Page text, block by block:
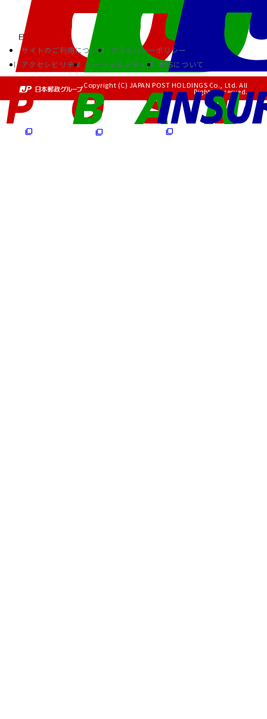
サイトのご利用について
プライバシーポリシー
アクセシビリティ
ソーシャルメディア RSSについて
Copyright (C) JAPAN POST HOLDINGS Co., Ltd. All
Rights Reserved.